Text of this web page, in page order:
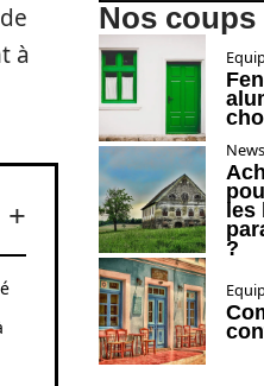
à
Nos coups
News
les
?